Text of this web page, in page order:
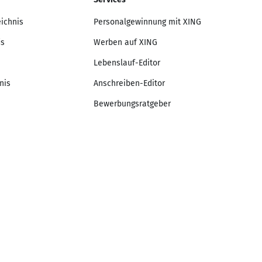
Personalgewinnung mit XING
Werben auf XING
Lebenslauf-Editor
Anschreiben-Editor
Bewerbungsratgeber